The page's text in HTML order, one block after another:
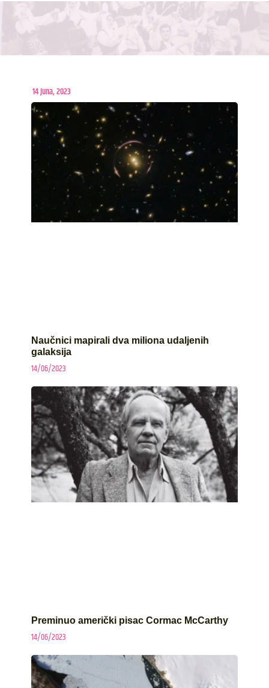
14 Juna, 2023
Naučnici mapirali dva miliona udaljenih
galaksija
14/06/2023
Preminuo američki pisac Cormac McCarthy
14/06/2023